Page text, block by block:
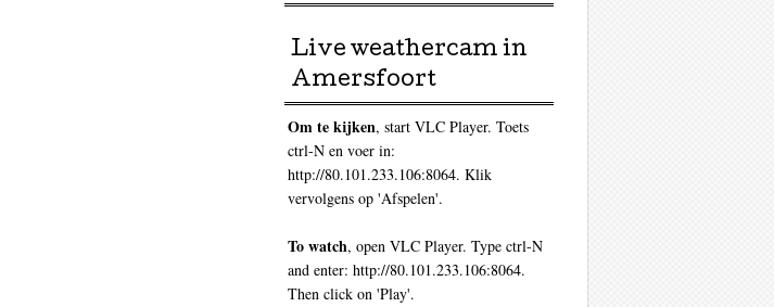
Live weathercam in
Amersfoort
Om te kijken, start VLC Player. Toets
ctrl-N en voer in:
http://80.101.233.106:8064. Klik
vervolgens op 'Afspelen'.
To watch, open VLC Player. Type ctrl-N
and enter: http://80.101.233.106:8064.
Then click on 'Play'.